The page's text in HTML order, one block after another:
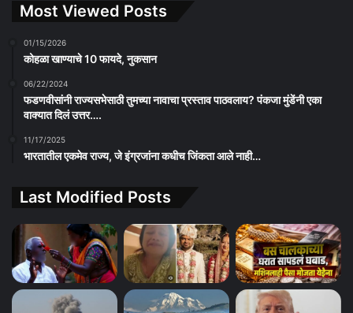
Most Viewed Posts
01/15/2026
कोहळा खाण्याचे 10 फायदे, नुकसान
06/22/2024
फडणवीसांनी राज्यसभेसाठी तुमच्या नावाचा प्रस्ताव पाठवलाय? पंकजा मुंडेंनी एका
वाक्यात दिलं उत्तर….
11/17/2025
भारतातील एकमेव राज्य, जे इंग्रजांना कधीच जिंकता आले नाही…
Last Modified Posts